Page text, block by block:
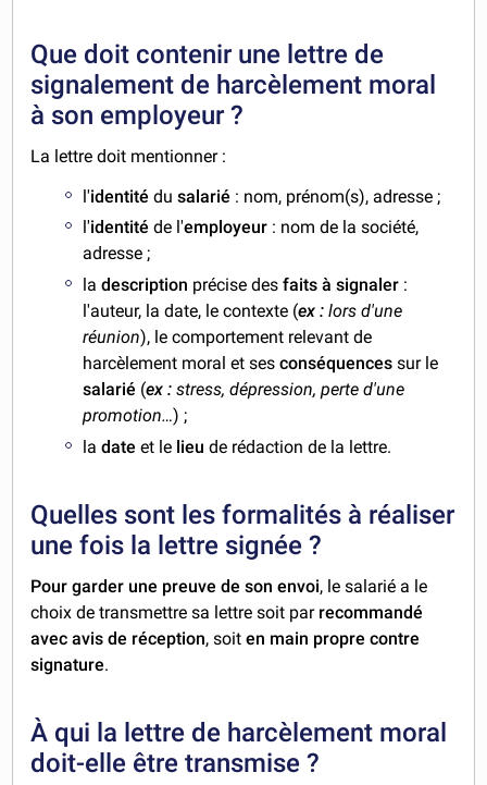
Que doit contenir une lettre de
signalement de harcèlement moral
à son employeur ?
La lettre doit mentionner :
l'identité dusalarié : nom, prénom(s), adresse ;
l'identitéde l'employeur : nom de la société,
adresse ;
ladescription précise desfaits à signaler :
l'auteur, la date, le contexte (ex : lors d'une
réunion), le comportement relevant de
harcèlement moral et sesconséquencessur le
salarié (ex :stress, dépression, perte d'une
promotion…) ;
la date et le lieude rédaction de la lettre.
Quelles sont les formalités à réaliser
une fois la lettre signée ?
Pour garder une preuve de son envoi, le salarié a le
choix de transmettre sa lettre soit par recommandé
avec avis de réception, soit en main propre contre
signature.
À qui la lettre de harcèlement moral
doit-elle être transmise ?